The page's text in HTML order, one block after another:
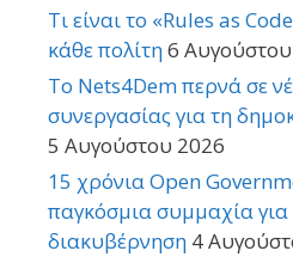
Τι είναι το «Rules as
κάθε πολίτη6
Το Nets4Dem περνά σε
συνεργασίας για τη
5 Αυγούστου 2026
15 χρόνια Open
παγκόσμια συμμαχία για
διακυβέρνηση 4